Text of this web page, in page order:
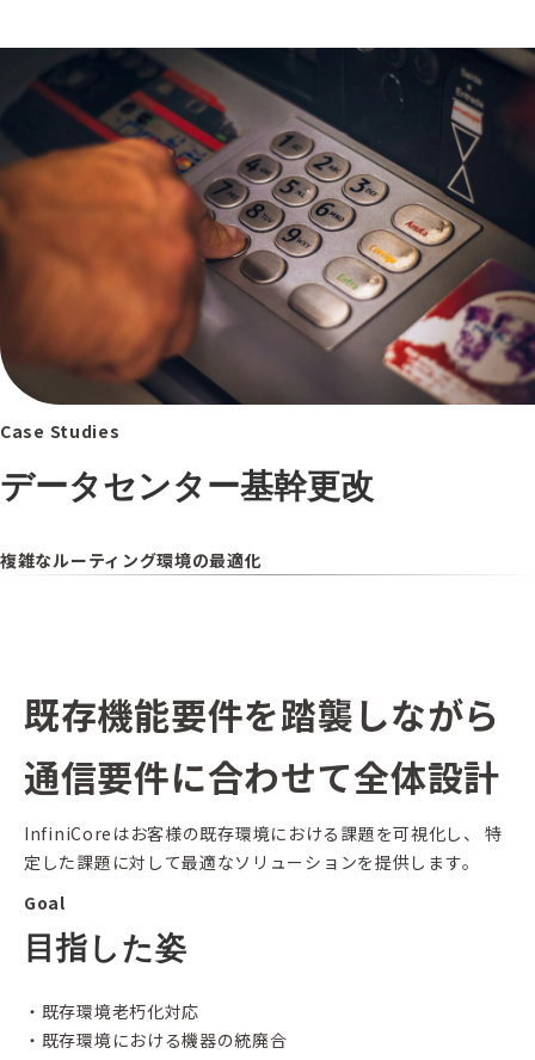
Case Studies
データセンター基幹更改
複雑なルーティング環境の最適化
既存機能要件を踏襲しながら
通信要件に合わせて全体設計
InfiniCoreはお客様の既存環境における課題を可視化し、 特
定した課題に対して最適なソリューションを提供します。
Goal
目指した姿
・既存環境老朽化対応
・既存環境における機器の統廃合